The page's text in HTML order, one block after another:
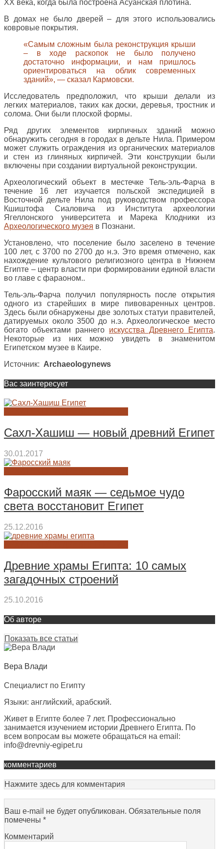
XX века, когда была построена Асуанская плотина.
В домах не было дверей – для этого использовались
ковровые покрытия.
«Самым сложным была реконструкция крыши
– в ходе раскопок не было получено
достаточно информации, и нам пришлось
ориентироваться на облик современных
зданий», — сказал Кармовски.
Исследователь предположил, что крыши делали из
легких материалов, таких как доски, деревья, тростник и
солома. Они были плоской формы.
Ряд других элементов кирпичных зданий можно
обнаружить сегодня в городах в дельте Нила. Примером
может служить ограждения из органических материалов
и стен из глиняных кирпичей. Эти конструкции были
включены при создании виртуальной реконструкции.
Археологический объект в местечке Тель-эль-Фарча в
течение 16 лет изучается польской экспедицией в
Восточной дельте Нила под руководством профессора
Кшиштофа Сиаловича из Института археологии
Ягеллонского университета и Марека Клодники из
Археологического музея в Познани.
Установлено, что поселение было заселено в течение
100 лет, с 3700 по 2700 до н.э. Это время отмечено, как
нахождение культового религиозного центра в Нижнем
Египте – центр власти при формировании единой власти
во главе с фараоном..
Тель-эль-Фарча получил популярность после открытия
одного из старейших в мире пивоваренных центров.
Здесь были обнаружены две золотых статуи правителей,
датируемых около 3500 до н.э. Археологическое место
богато объектами раннего искусства Древнего Египта.
Некоторые из них можно увидеть в знаменитом
Египетском музее в Каире.
Источник: Archaeologynews
Вас заинтересует
Сахл-Хашиш — новый древний Египет
30.01.2017
Фаросский маяк — седьмое чудо
света восстановит Египет
25.12.2016
Древние храмы Египта: 10 самых
загадочных строений
25.10.2016
Об авторе
Показать все статьи
Вера Влади
Специалист по Египту
Языки: английский, арабский.
Живет в Египте более 7 лет. Профессионально
занимается изучением истории Древнего Египта. По
всем вопросам вы можете обращаться на email:
info@drevniy-egipet.ru
комментариев
Нажмите здесь для комментария
Ваш e-mail не будет опубликован. Обязательные поля
помечены *
Комментарий